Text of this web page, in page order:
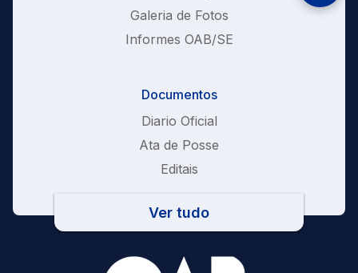
Galeria de Fotos
Informes OAB/SE
Documentos
Diario Oficial
Ata de Posse
Editais
Ver tudo